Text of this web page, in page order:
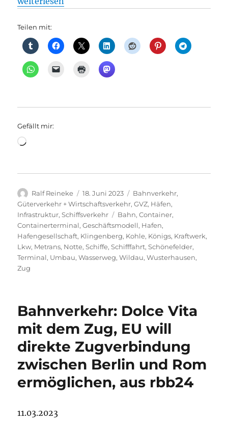
Teilen mit:
Gefällt mir:
Wird
Autor
Ralf Reineke
Veröffentlicht
am
18. Juni 2023 Kategorien
Bahnverkehr,
Güterverkehr + Wirtschaftsverkehr,GVZ, Häfen,
Infrastruktur,Schiffsverkehr Schlagwörter
Bahn,Container,
Containerterminal,Geschäftsmodell, Hafen,
Hafengesellschaft, Klingenberg, Kohle, Königs, Kraftwerk,
Lkw, Metrans, Notte,Schiffe,Schifffahrt,Schönefelder,
Terminal, Umbau,Wasserweg,Wildau,Wusterhausen,
Zug
Bahnverkehr: Dolce Vita
mit dem Zug, EU will
direkte Zugverbindung
zwischen Berlin und Rom
ermöglichen, aus rbb24
11.03.2023